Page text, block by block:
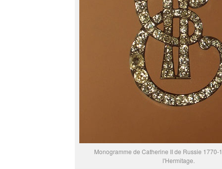
Monogramme de Catherine II de Russie 1770-
l'Hermitage.